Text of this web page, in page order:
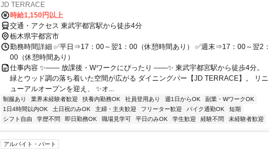
JD TERRACE
時給1,150円以上
交通・アクセス 東武宇都宮駅から徒歩4分
栃木県宇都宮市
勤務時間詳細 ✅平日⇒17：00～翌1：00（休憩時間あり） ✅週末⇒17：00～翌2：
00（休憩時間あり）
仕事内容 ✨―― 放課後・Wワークにぴったり ――✨ 東武宇都宮駅から徒歩4分。
緑とウッド調の落ち着いた空間が広がる ダイニングバー【JD TERRACE】。 リニ
ューアルオープンを迎え、 ✨オ...
制服あり 業界未経験者歓迎 扶養内勤務OK 社員登用あり 週1日からOK
副業・WワークOK
1日4時間以内OK
土日祝のみOK 主婦・主夫歓迎 フリーター歓迎 バイク通勤OK
短期
シフト自由
学歴不問 即日勤務OK 職場見学可 平日のみOK 学生歓迎 経験不問 未経験者歓迎
アルバイト・パート